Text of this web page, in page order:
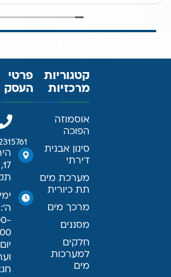
קטגוריות
מרכזיות
אוסמוזה
הפוכה
סינון אבנית
דירתי
מערכת מים
תת כיורית
מרכך מים
מסננים
חלקים
למערכות
מים
פרטי
העסק
ה׳:
חג: